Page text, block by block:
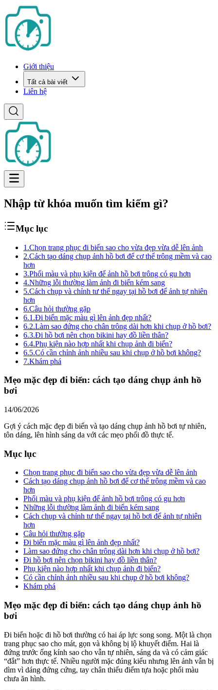
Giới thiệu
Tất cả bài viết
Liên hệ
Nhập từ khóa muốn tìm kiếm gì?
Mục lục
1.Chọn trang phục đi biển sao cho vừa đẹp vừa dễ lên ảnh
2.Cách tạo dáng chụp ảnh hồ bơi để cơ thể trông mềm và cao
hơn
3.Phối màu và phụ kiện để ảnh hồ bơi trông có gu hơn
4.Những lỗi thường làm ảnh đi biển kém sang
5.Cách chụp và chỉnh tư thế ngay tại hồ bơi để ảnh tự nhiên
hơn
6.Câu hỏi thường gặp
6.1.Đi biển mặc màu gì lên ảnh đẹp nhất?
6.2.Làm sao đứng cho chân trông dài hơn khi chụp ở hồ bơi?
6.3.Đi hồ bơi nên chọn bikini hay đồ liền thân?
6.4.Phụ kiện nào hợp nhất khi chụp ảnh đi biển?
6.5.Có cần chỉnh ảnh nhiều sau khi chụp ở hồ bơi không?
7.Khám phá
Mẹo mặc đẹp đi biển: cách tạo dáng chụp ảnh hồ
bơi
14/06/2026
Gợi ý cách mặc đẹp đi biển và tạo dáng chụp ảnh hồ bơi tự nhiên,
tôn dáng, lên hình sáng da với các mẹo phối đồ thực tế.
Mục lục
Chọn trang phục đi biển sao cho vừa đẹp vừa dễ lên ảnh
Cách tạo dáng chụp ảnh hồ bơi để cơ thể trông mềm và cao
hơn
Phối màu và phụ kiện để ảnh hồ bơi trông có gu hơn
Những lỗi thường làm ảnh đi biển kém sang
Cách chụp và chỉnh tư thế ngay tại hồ bơi để ảnh tự nhiên
hơn
Câu hỏi thường gặp
Đi biển mặc màu gì lên ảnh đẹp nhất?
Làm sao đứng cho chân trông dài hơn khi chụp ở hồ bơi?
Đi hồ bơi nên chọn bikini hay đồ liền thân?
Phụ kiện nào hợp nhất khi chụp ảnh đi biển?
Có cần chỉnh ảnh nhiều sau khi chụp ở hồ bơi không?
Khám phá
Mẹo mặc đẹp đi biển: cách tạo dáng chụp ảnh hồ
bơi
Đi biển hoặc đi hồ bơi thường có hai áp lực song song. Một là chọn
trang phục sao cho mát, gọn và không bị lộ khuyết điểm. Hai là
đứng trước ống kính sao cho vẫn tự nhiên, sáng da và có cảm giác
“đắt” hơn thực tế. Nhiều người mặc đúng kiểu nhưng lên ảnh vẫn bị
dìm vì dáng đứng cứng, tay chân thiếu điểm tựa hoặc phối màu
chưa ăn hình.